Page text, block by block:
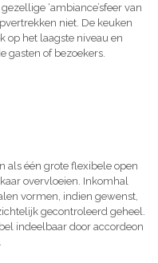
‘ambiance’sfeer van
niet. De keuken
op het laagste niveau en
gasten of bezoekers.
als één grote flexibele open
overvloeien. Inkomhal
vormen, indien gewenst,
gecontroleerd geheel.
indeelbaar door accordeon